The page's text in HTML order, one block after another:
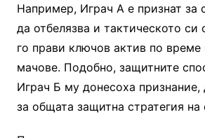
Например, Играч А е признат за
да отбелязва и тактическото си
го прави ключов актив по време
мачове. Подобно, защитните
Играч Б му донесоха признание,
за общата защитна стратегия на